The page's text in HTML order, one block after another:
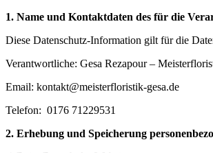
1. Name und Kontaktdaten des für die
Diese Datenschutz-Information gilt für die
Verantwortliche: Gesa Rezapour –
Email: kontakt@meisterfloristik-gesa.de
Telefon: 0176 71229531
2. Erhebung und Speicherung